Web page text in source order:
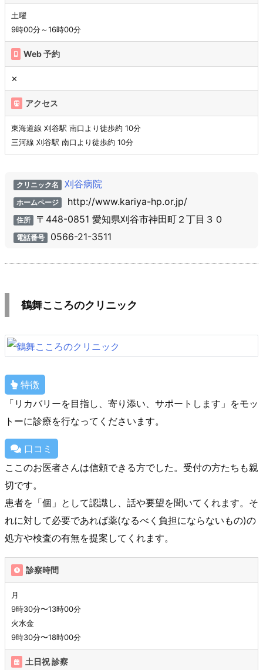
土曜
9時00分～16時00分
Web 予約
✕
アクセス
東海道線 刈谷駅 南口より徒歩約 10分
三河線 刈谷駅 南口より徒歩約 10分
クリニック名 刈谷病院
ホームページ http://www.kariya-hp.or.jp/
住所 〒448-0851 愛知県刈谷市神田町２丁目３０
電話番号 0566-21-3511
鶴舞こころのクリニック
特徴
「リカバリーを目指し、寄り添い、サポートします」をモッ
トーに診療を行なってくださいます。
口コミ
ここのお医者さんは信頼できる方でした。受付の方たちも親
切です。
患者を「個」として認識し、話や要望を聞いてくれます。そ
れに対して必要であれば薬(なるべく負担にならないもの)の
処方や検査の有無を提案してくれます。
診察時間
月
9時30分〜13時00分
火水金
9時30分〜18時00分
土日祝 診察